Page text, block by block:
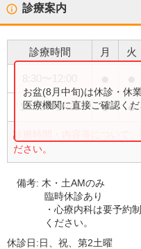
診療案内
診療時間 月 火
14:00〜17:30 ● ●
診療時間・内容等について
ださい。
お盆(8月中旬)は休診・休
医療機関に直接ご確認くだ
備考: 木・土AMのみ
臨時休診あり
・心療内科は要予約
ください。
休診日:日、祝、第2土曜